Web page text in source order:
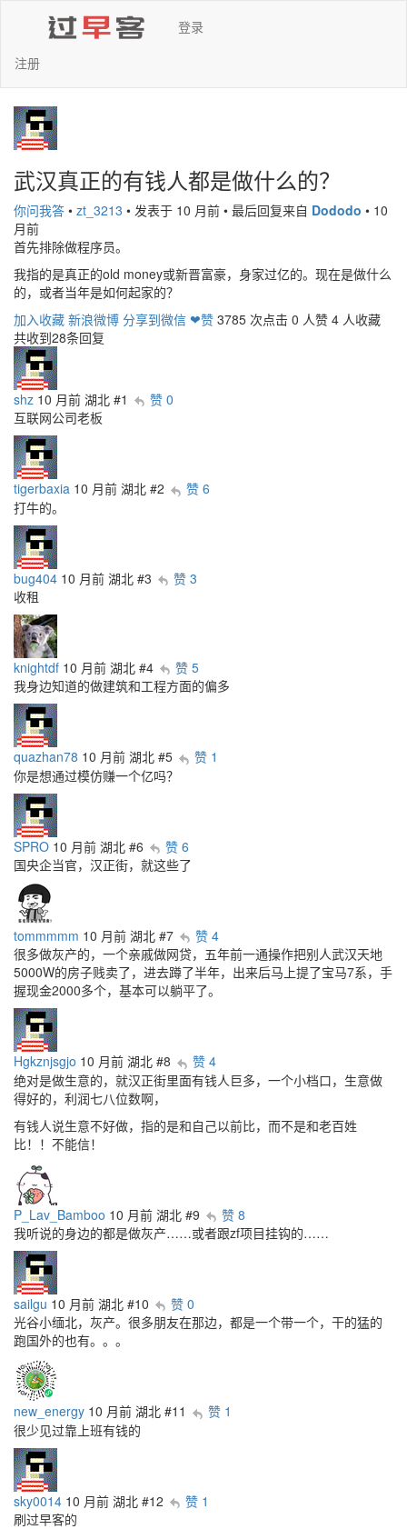
登录
注册
武汉真正的有钱人都是做什么的？
你问我答 • zt_3213 • 发表于 10 月前 • 最后回复来自 Dododo • 10
月前
首先排除做程序员。
我指的是真正的old money或新晋富豪，身家过亿的。现在是做什么
的，或者当年是如何起家的？
加入收藏 新浪微博 分享到微信 ❤赞 3785 次点击 0 人赞 4 人收藏
共收到28条回复
shz 10 月前 湖北 #1
赞 0
互联网公司老板
tigerbaxia 10 月前 湖北 #2
赞 6
打牛的。
bug404 10 月前 湖北 #3
赞 3
收租
knightdf 10 月前 湖北 #4
赞 5
我身边知道的做建筑和工程方面的偏多
quazhan78 10 月前 湖北 #5
赞 1
你是想通过模仿赚一个亿吗？
SPRO 10 月前 湖北 #6
赞 6
国央企当官，汉正街，就这些了
tommmmm 10 月前 湖北 #7
赞 4
很多做灰产的，一个亲戚做网贷，五年前一通操作把别人武汉天地
5000W的房子贱卖了，进去蹲了半年，出来后马上提了宝马7系，手
握现金2000多个，基本可以躺平了。
Hgkznjsgjo 10 月前 湖北 #8
赞 4
绝对是做生意的，就汉正街里面有钱人巨多，一个小档口，生意做
得好的，利润七八位数啊，
有钱人说生意不好做，指的是和自己以前比，而不是和老百姓
比！！不能信！
P_Lav_Bamboo 10 月前 湖北 #9
赞 8
我听说的身边的都是做灰产……或者跟zf项目挂钩的……
sailgu 10 月前 湖北 #10
赞 0
光谷小缅北，灰产。很多朋友在那边，都是一个带一个，干的猛的
跑国外的也有。。。
new_energy 10 月前 湖北 #11
赞 1
很少见过靠上班有钱的
sky0014 10 月前 湖北 #12
赞 1
刷过早客的